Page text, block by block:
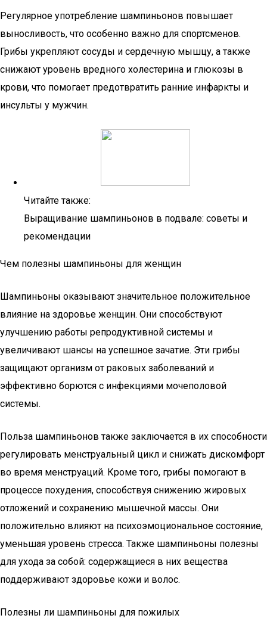
Регулярное употребление шампиньонов повышает
выносливость, что особенно важно для спортсменов.
Грибы укрепляют сосуды и сердечную мышцу, а также
снижают уровень вредного холестерина и глюкозы в
крови, что помогает предотвратить ранние инфаркты и
инсульты у мужчин.
Читайте также:
Выращивание шампиньонов в подвале: советы и
рекомендации
Чем полезны шампиньоны для женщин
Шампиньоны оказывают значительное положительное
влияние на здоровье женщин. Они способствуют
улучшению работы репродуктивной системы и
увеличивают шансы на успешное зачатие. Эти грибы
защищают организм от раковых заболеваний и
эффективно борются с инфекциями мочеполовой
системы.
Польза шампиньонов также заключается в их способности
регулировать менструальный цикл и снижать дискомфорт
во время менструаций. Кроме того, грибы помогают в
процессе похудения, способствуя снижению жировых
отложений и сохранению мышечной массы. Они
положительно влияют на психоэмоциональное состояние,
уменьшая уровень стресса. Также шампиньоны полезны
для ухода за собой: содержащиеся в них вещества
поддерживают здоровье кожи и волос.
Полезны ли шампиньоны для пожилых